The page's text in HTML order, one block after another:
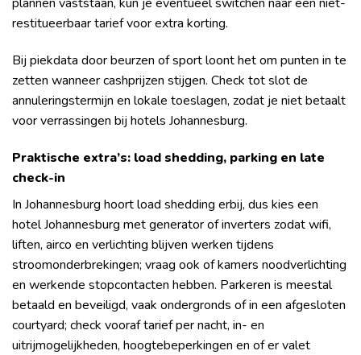
restitueerbaar tarief voor extra korting.
Bij piekdata door beurzen of sport loont het om punten in te
zetten wanneer cashprijzen stijgen. Check tot slot de
annuleringstermijn en lokale toeslagen, zodat je niet betaalt
voor verrassingen bij hotels Johannesburg.
Praktische extra’s: load shedding, parking en late
check-in
In Johannesburg hoort load shedding erbij, dus kies een
hotel Johannesburg met generator of inverters zodat wifi,
liften, airco en verlichting blijven werken tijdens
stroomonderbrekingen; vraag ook of kamers noodverlichting
en werkende stopcontacten hebben. Parkeren is meestal
betaald en beveiligd, vaak ondergronds of in een afgesloten
courtyard; check vooraf tarief per nacht, in- en
uitrijmogelijkheden, hoogtebeperkingen en of er valet